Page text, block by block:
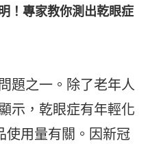
！專家教你測出乾眼症
題之一。除了老年人
示，乾眼症有年輕化
使用量有關。因新冠